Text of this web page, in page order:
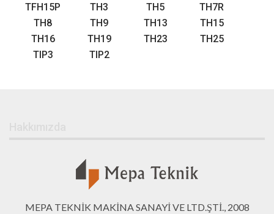
TFH15P
TH3 TH5
TH7R
TH8
TH9 TH13
TH15
TH16
TH19 TH23
TH25
TIP3
TIP2
MEPA TEKNİK MAKİNA SANAYİ VE LTD.ŞTİ., 2008